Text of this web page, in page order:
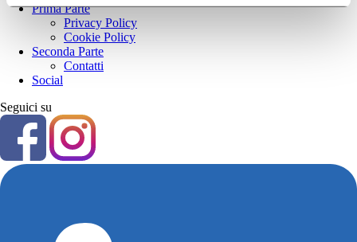
Prima Parte
Privacy Policy
Cookie Policy
Seconda Parte
Contatti
Social
Seguici su